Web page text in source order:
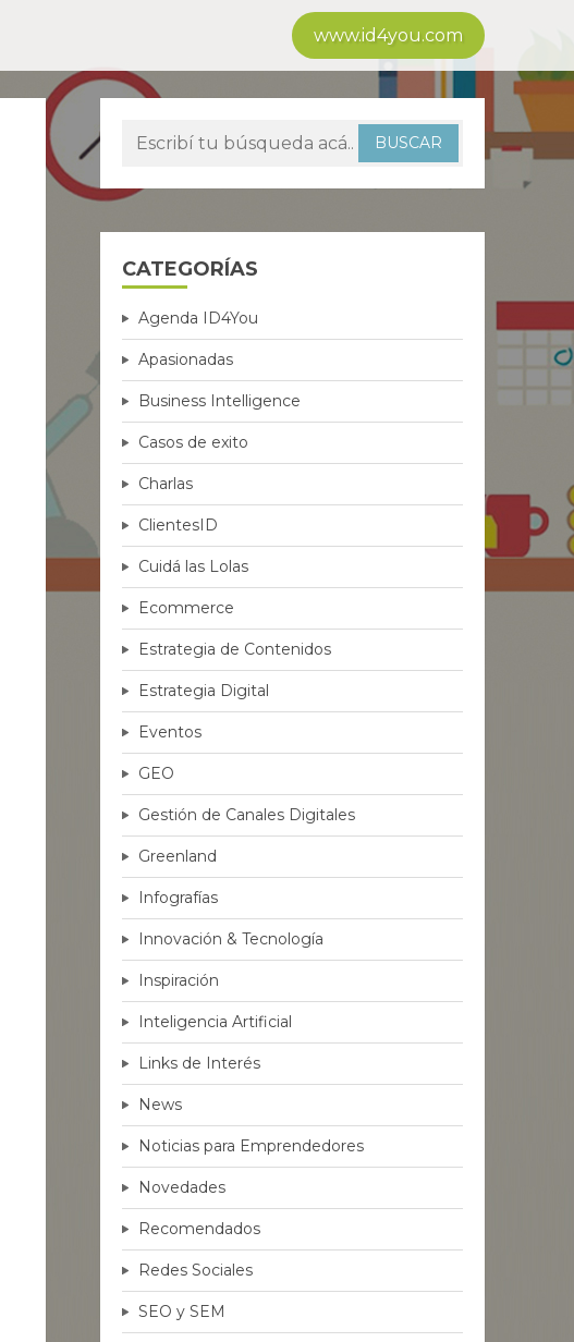
www.id4you.com
CATEGORÍAS
Agenda ID4You
Apasionadas
Business Intelligence
Casos de exito
Charlas
ClientesID
Cuidá las Lolas
Ecommerce
Estrategia de Contenidos
Estrategia Digital
Eventos
GEO
Gestión de Canales Digitales
Greenland
Infografías
Innovación & Tecnología
Inspiración
Inteligencia Artificial
Links de Interés
News
Noticias para Emprendedores
Novedades
Recomendados
Redes Sociales
SEO y SEM